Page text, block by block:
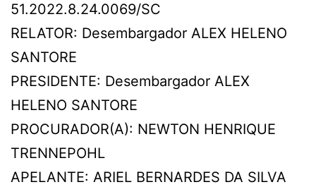
51.2022.8.24.0069/SC
RELATOR: Desembargador ALEX HELENO
SANTORE
PRESIDENTE: Desembargador ALEX
HELENO SANTORE
PROCURADOR(A): NEWTON HENRIQUE
TRENNEPOHL
APELANTE: ARIEL BERNARDES DA SILVA